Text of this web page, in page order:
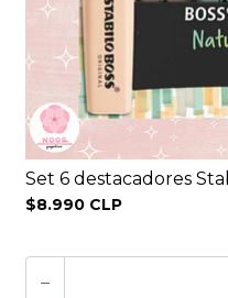
Set 6 destacadores
$8.990 CLP
-